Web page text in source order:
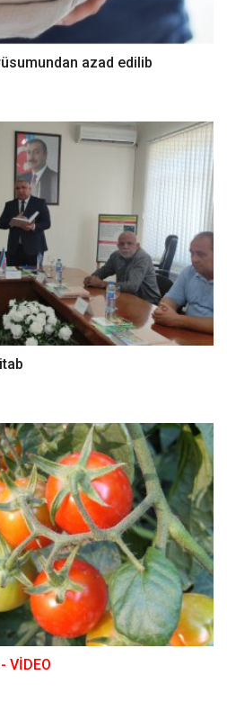
azad edilib
- VİDEO